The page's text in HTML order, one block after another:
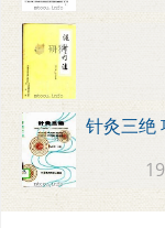
针灸三绝